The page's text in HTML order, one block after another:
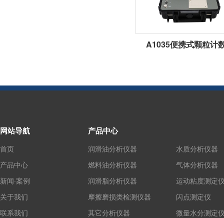
A1035便携式颗粒计
网站导航
首页
产品中心
新闻·案例
关于我们
联系我们
产品中心
润滑油分析仪器
燃料油分析仪器
润滑脂分析仪器
摩擦磨损类检测仪器
其它分析仪器
水质分析仪器
气体分析仪器
运动粘度测定
闪点测定仪
微量水分测定